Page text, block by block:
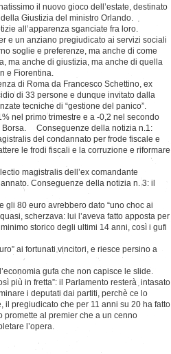
il nuovo gioco dell’estate, destinato
Giustizia del ministro Orlando.
all’apparenza sganciate fra loro.
e un anziano pregiudicato ai servizi sociali
soglie e preferenze, ma anche di come
ma anche di giustizia, ma anche di quella
e Fiorentina.
di Roma da Francesco Schettino, ex
di 33 persone e dunque invitato dalla
tecniche di “gestione del panico”.
nel primo trimestre e a -0,2 nel secondo
Borsa. Conseguenze della notizia n.1:
del condannato per frode fiscale e
le frodi fiscali e la corruzione e riformare
magistralis dell’ex comandante
Conseguenze della notizia n. 3: il
gli 80 euro avrebbero dato “uno choc ai
scherzava: lui l’aveva fatto apposta per
storico degli ultimi 14 anni, così i gufi
ai fortunati vincitori, e riesce persino a
gufa che non capisce le slide.
più in fretta”: il Parlamento resterà intasato
i deputati dai partiti, perchè ce lo
il pregiudicato che per 11 anni su 20 ha fatto
promette al premier che a un cenno
l’opera.